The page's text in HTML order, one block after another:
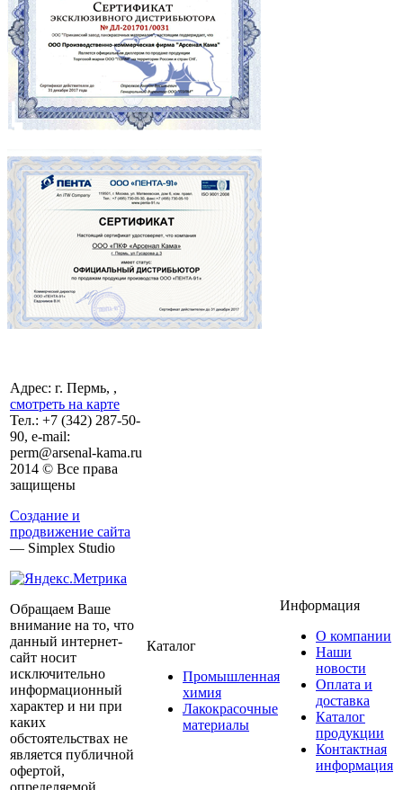
Адрес: г. Пермь, ,
смотреть на карте
Тел.: +7 (342) 287-50-
90, e-mail:
perm@arsenal-kama.ru
2014 © Все права
защищены
Создание и
продвижение сайта
— Simplex Studio
Обращаем Ваше
внимание на то, что
данный интернет-
сайт носит
исключительно
информационный
характер и ни при
каких
обстоятельствах не
является публичной
офертой,
определяемой
Каталог
Промышленная
химия
Лакокрасочные
материалы
Информация
О компании
Наши
новости
Оплата и
доставка
Каталог
продукции
Контактная
информация